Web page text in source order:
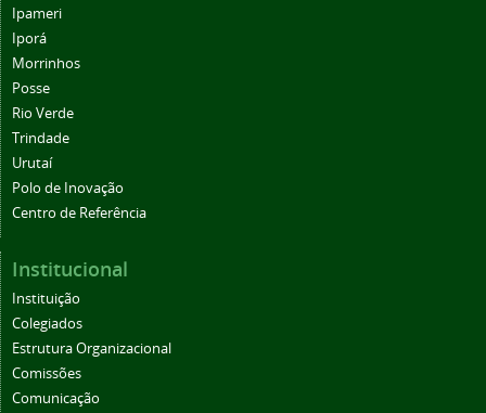
Ipameri
Iporá
Morrinhos
Posse
Rio Verde
Trindade
Urutaí
Polo de Inovação
Centro de Referência
Institucional
Instituição
Colegiados
Estrutura Organizacional
Comissões
Comunicação